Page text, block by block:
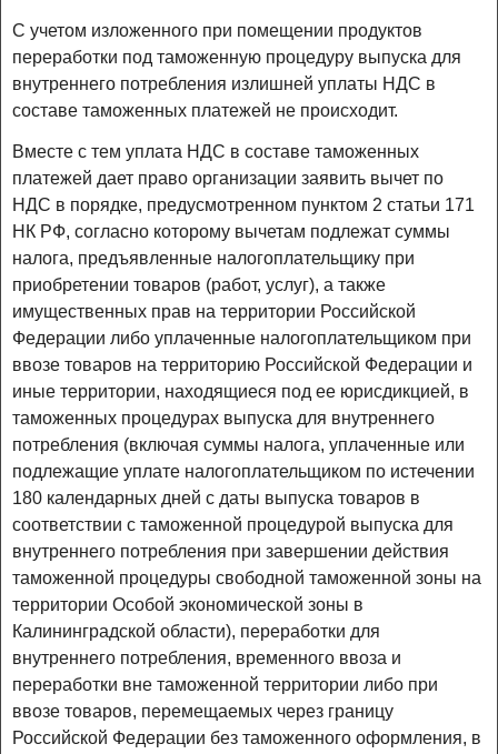
С учетом изложенного при помещении продуктов
переработки под таможенную процедуру выпуска для
внутреннего потребления излишней уплаты НДС в
составе таможенных платежей не происходит.
Вместе с тем уплата НДС в составе таможенных
платежей дает право организации заявить вычет по
НДС в порядке, предусмотренном пунктом 2 статьи 171
НК РФ, согласно которому вычетам подлежат суммы
налога, предъявленные налогоплательщику при
приобретении товаров (работ, услуг), а также
имущественных прав на территории Российской
Федерации либо уплаченные налогоплательщиком при
ввозе товаров на территорию Российской Федерации и
иные территории, находящиеся под ее юрисдикцией, в
таможенных процедурах выпуска для внутреннего
потребления (включая суммы налога, уплаченные или
подлежащие уплате налогоплательщиком по истечении
180 календарных дней с даты выпуска товаров в
соответствии с таможенной процедурой выпуска для
внутреннего потребления при завершении действия
таможенной процедуры свободной таможенной зоны на
территории Особой экономической зоны в
Калининградской области), переработки для
внутреннего потребления, временного ввоза и
переработки вне таможенной территории либо при
ввозе товаров, перемещаемых через границу
Российской Федерации без таможенного оформления, в